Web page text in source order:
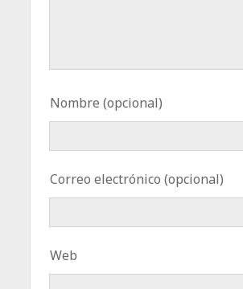
Nombre (opcional)
Correo electrónico (opcional)
Web